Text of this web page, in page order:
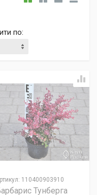
по:
: 110400903910
Тунберга